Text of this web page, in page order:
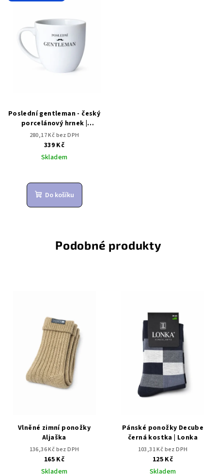
Poslední gentleman - český
porcelánový hrnek |
Dárkovec
280,17 Kč bez DPH
339 Kč
Skladem
Do košíku
Podobné produkty
Vlněné zimní ponožky
Aljaška
136,36 Kč bez DPH
165 Kč
Skladem
Pánské ponožky Decube
černá kostka | Lonka
103,31 Kč bez DPH
125 Kč
Skladem